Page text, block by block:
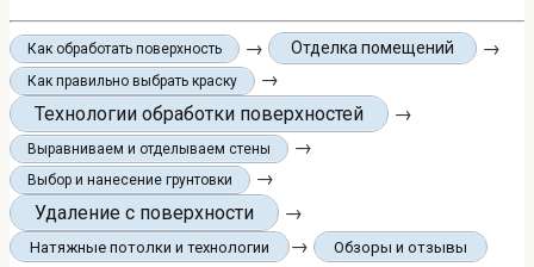
Как обработать поверхность → Отделка помещений →
Как правильно выбрать краску
→
Технологии обработки поверхностей
→
Выравниваем и отделываем стены →
Выбор и нанесение грунтовки
→
Удаление с поверхности
→
Натяжные потолки и технологии → Обзоры и отзывы